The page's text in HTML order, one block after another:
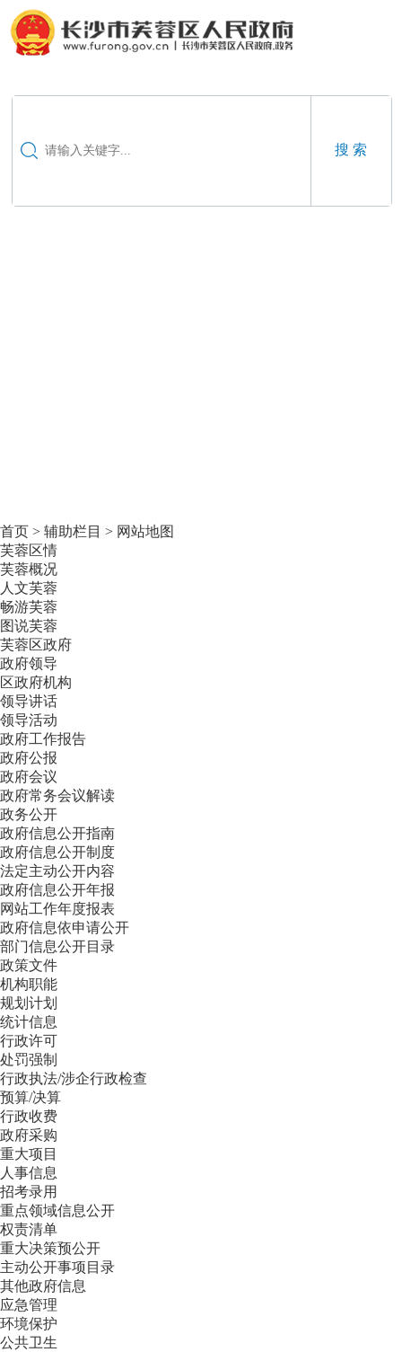
首页 > 辅助栏目 > 网站地图
芙蓉区情
芙蓉概况
人文芙蓉
畅游芙蓉
图说芙蓉
芙蓉区政府
政府领导
区政府机构
领导讲话
领导活动
政府工作报告
政府公报
政府会议
政府常务会议解读
政务公开
政府信息公开指南
政府信息公开制度
法定主动公开内容
政府信息公开年报
网站工作年度报表
政府信息依申请公开
部门信息公开目录
政策文件
机构职能
规划计划
统计信息
行政许可
处罚强制
行政执法/涉企行政检查
预算/决算
行政收费
政府采购
重大项目
人事信息
招考录用
重点领域信息公开
权责清单
重大决策预公开
主动公开事项目录
其他政府信息
应急管理
环境保护
公共卫生